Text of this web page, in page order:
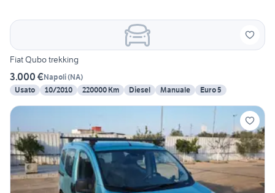
Fiat Qubo trekking
3.000 €Napoli(NA)
Usato
10/2010 220000 Km Diesel Manuale Euro 5